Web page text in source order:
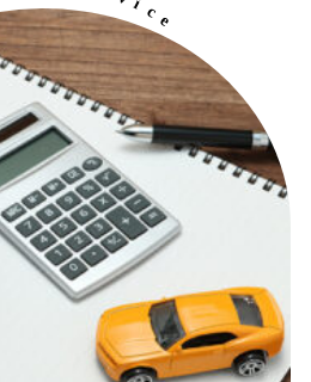
le repair
ice